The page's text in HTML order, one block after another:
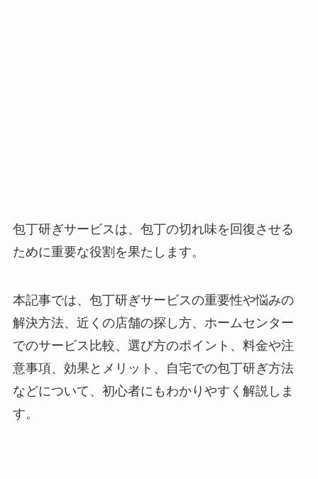
包丁研ぎサービスは、包丁の切れ味を回復させる
ために重要な役割を果たします。
本記事では、包丁研ぎサービスの重要性や悩みの
解決方法、近くの店舗の探し方、ホームセンター
でのサービス比較、選び方のポイント、料金や注
意事項、効果とメリット、自宅での包丁研ぎ方法
などについて、初心者にもわかりやすく解説しま
す。